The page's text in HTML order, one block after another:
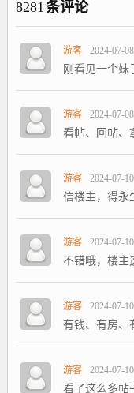
8281 条评论
游客 2024-07-
刚看见一个妹
游客 2024-07-
看帖、回帖、
游客 2024-07-
信楼主，得永
游客 2024-07-
不错哦，楼主
游客 2024-07-
有钱、有房、
游客 2024-07-
看了这么多帖